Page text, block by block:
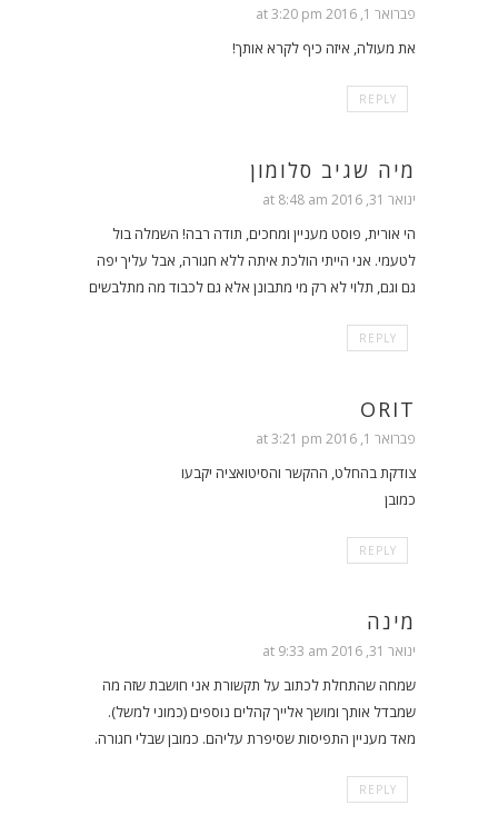
פברואר 1, 2016 at 3:20 pm
את מעולה, איזה כיף לקרא אותך!
REPLY
מיה שגיב סלומון
ינואר 31, 2016 at 8:48 am
הי אורית, פוסט מעניין ומחכים, תודה רבה! השמלה בול
לטעמי. אני הייתי הולכת איתה ללא חגורה, אבל עליך יפה
גם וגם, תלוי לא רק מי מתבונן אלא גם לכבוד מה מתלבשים
REPLY
ORIT
פברואר 1, 2016 at 3:21 pm
צודקת בהחלט, ההקשר והסיטואציה יקבעו
כמובן
REPLY
מינה
ינואר 31, 2016 at 9:33 am
שמחה שהתחלת לכתוב על תקשורת אני חושבת שזה מה
שמבדל אותך ומושך אלייך קהלים נוספים (כמוני למשל).
מאד מעניין התפיסות שסיפרת עליהם. כמובן שבלי חגורה.
REPLY